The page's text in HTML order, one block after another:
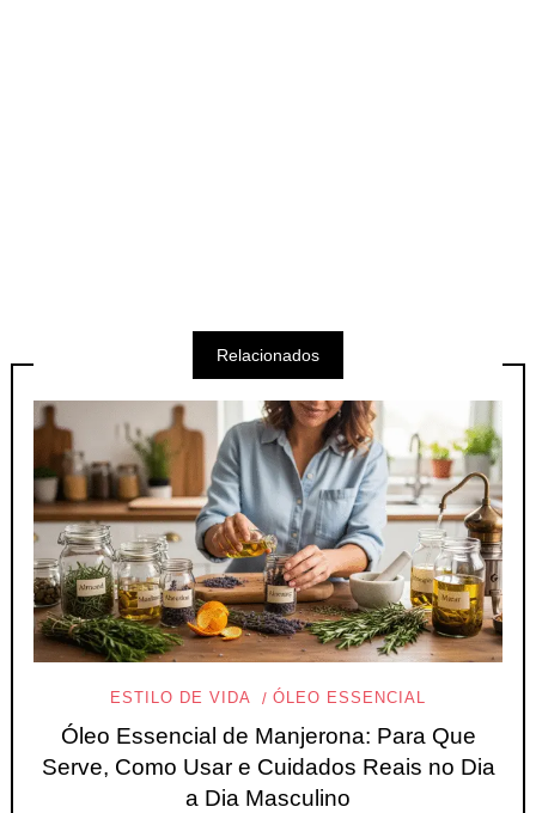
Relacionados
ESTILO DE VIDA ÓLEO ESSENCIAL
Óleo Essencial de Manjerona: Para Que
Serve, Como Usar e Cuidados Reais no Dia
a Dia Masculino